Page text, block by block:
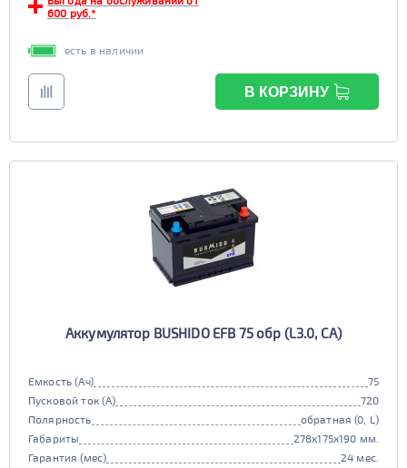
600 руб.*
есть в наличии
В КОРЗИНУ
Аккумулятор BUSHIDO EFB 75 обр (L3.0, CA)
Емкость (Ач)
75
Пусковой ток (А)
720
Полярность
обратная (0, L)
Габариты
278x175x190 мм.
Гарантия (мес)
24 мес.